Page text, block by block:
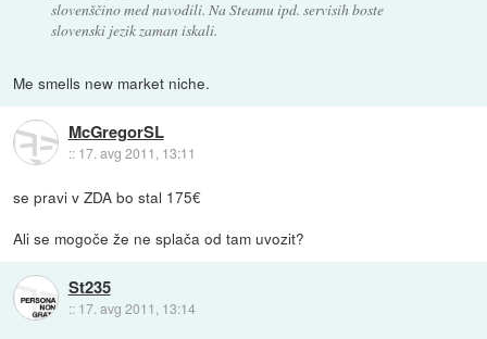
slovenščino med navodili. Na Steamu ipd. servisih boste
slovenski jezik zaman iskali.
Me smells new market niche.
McGregorSL
:: 17. avg 2011, 13:11
se pravi v ZDA bo stal 175€
Ali se mogoče že ne splača od tam uvozit?
St235
:: 17. avg 2011, 13:14